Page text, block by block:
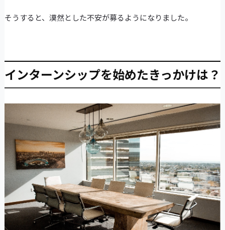
そうすると、漠然とした不安が募るようになりました。
インターンシップを始めたきっかけは？